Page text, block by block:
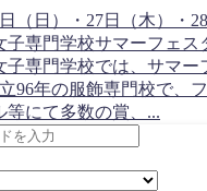
（日）・27日（木）・
専門学校サマーフェス
子専門学校では、サマー
年の服飾専門校で、
等にて多数の賞、...